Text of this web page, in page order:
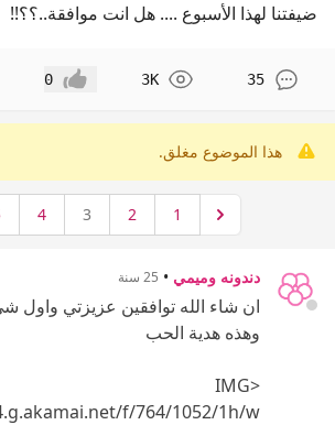
ضيفتنا لهذا الأسبوع .... هل انت موافقة..؟؟!!
35
3K إعجاب 0
هذا الموضوع مغلق.
1
2
3
4
دندونه وميمي • 25 سنة
ان شاء الله توافقين عزيزتي واول
وهذه هدية الحب
<IMG
f/764/1052/1h/w